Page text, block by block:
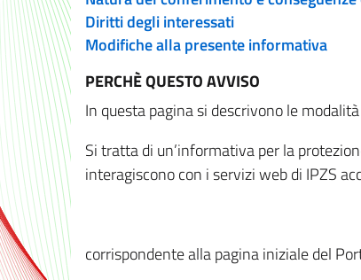
Diritti degli interessati
Modifiche alla presente informativa
PERCHÈ QUESTO AVVISO
In questa pagina si descrivono le
Si tratta di un’informativa per la
interagiscono con i servizi web di IPZS
corrispondente alla pagina iniziale del